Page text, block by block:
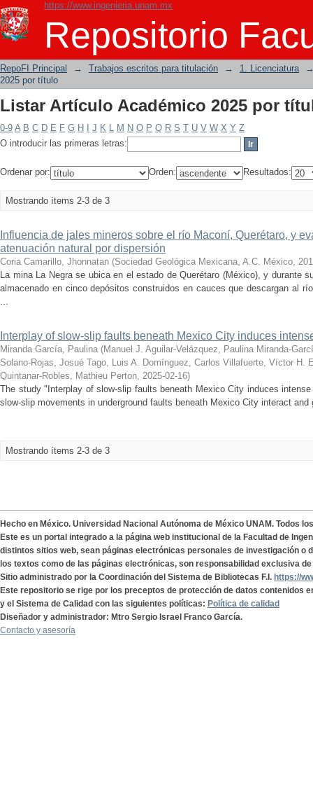
https://www.ingenieria.unam.mx
Repositorio
Listar Artículo Académico 2025 por
RepoFI Principal → Trabajos escritos para titulación → 1. Licenciatura
2025 por título
Listar Artículo Académico 2025 por
0-9 A B C D E F G H J K L M N O P Q R S T U V W X Y Z
O introducir las primeras letras:
Ordenar por: Orden: Resultados:
Mostrando ítems 2-3 de 3
Influencia de jales mineros sobre el río Maconí, Querétaro, y
atenuación natural por dispersión
Coria Camarillo, Jhonnatan (Sociedad Geológica Mexicana, A.C. México,
La mina La Negra se ubica en el estado de Querétaro (México), y durante
almacenado en cinco depósitos construidos en cauces que descargan al
...
Interplay of slow-slip faults beneath Mexico City induces
Miranda García, Paulina (Manuel J. Aguilar-Velázquez, Paulina Miranda-
Solano-Rojas, Josué Tago, Luis A. Domínguez, Carlos Villafuerte, Víctor H.
Quintanar-Robles, Mathieu Perton, 2025-02-16)
The study "Interplay of slow-slip faults beneath Mexico City induces
slow-slip movements in underground faults beneath Mexico City interact
Mostrando ítems 2-3 de 3
Hecho en México. Universidad Nacional Autónoma de México UNAM. Todos
Este es un portal integrado a la página web institucional de la Facultad de
distintos sitios web, sean páginas electrónicas personales de investigación o
los textos como de las páginas electrónicas, son responsabilidad exclusiva
Sitio administrado por la Coordinación del Sistema de Bibliotecas F.I. https://
Este repositorio se rige por los preceptos de protección de datos contenidos
y el Sistema de Calidad con las siguientes políticas: Política de calidad
Diseñador y administrador: Mtro Sergio Israel Franco García.
Contacto y asesoría